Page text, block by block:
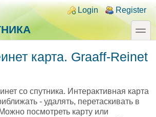
Login links
Login Register
toggle
карта. Graaff-Reinet
со спутника. Интерактивная карта
- удалять, перетаскивать в
посмотреть карту или